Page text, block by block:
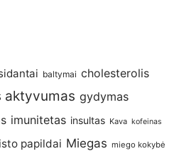
baltymai cholesterolis
aktyvumas gydymas
imunitetas insultas Kava kofeinas
papildai Miegas miego kokybė